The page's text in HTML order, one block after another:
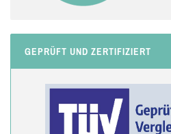
GEPRÜFT UND ZERTIFIZIERT